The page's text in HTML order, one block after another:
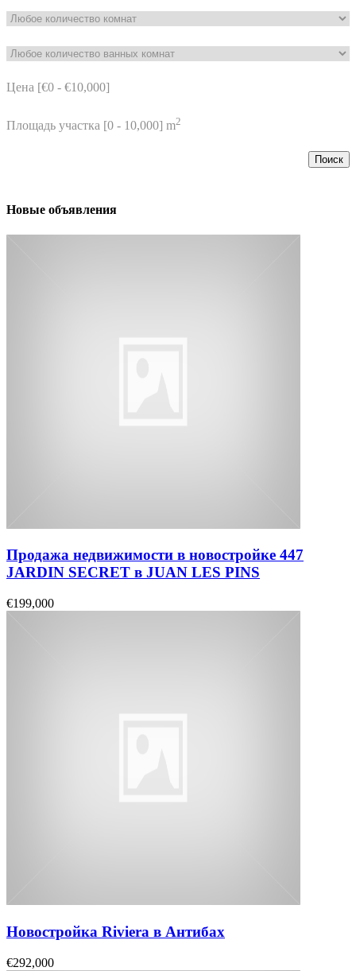
Цена [€0 - €10,000]
Площадь участка [0 - 10,000] m2
Поиск
Новые объявления
Продажа недвижимости в новостройке 447
JARDIN SECRET в JUAN LES PINS
€199,000
Новостройка Riviera в Антибах
€292,000